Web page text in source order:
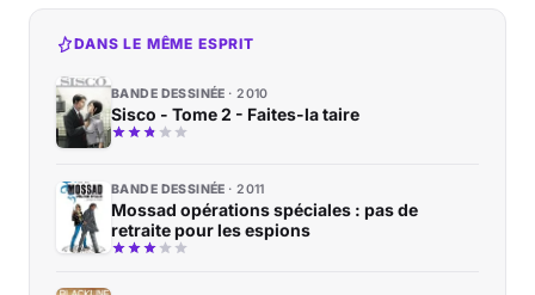
DANS LE MÊME ESPRIT
BANDE DESSINÉE 2010
Sisco - Tome 2 - Faites-la taire
BANDE DESSINÉE 2011
Mossad opérations spéciales : pas de
retraite pour les espions